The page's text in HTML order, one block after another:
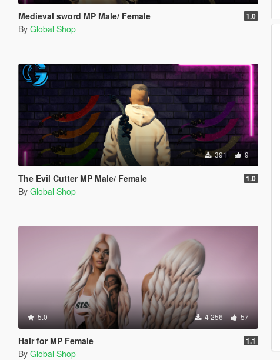
Medieval sword MP Male/ Female 1.0
By Global Shop
391 9
The Evil Cutter MP Male/ Female 1.0
By Global Shop
5.0 4 256 57
Hair for MP Female 1.1
By Global Shop